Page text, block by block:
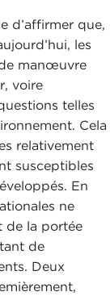
d’affirmer que,
les
manœuvre
voire
telles
Cela
relativement
susceptibles
En
ne
de la portée
de
Deux